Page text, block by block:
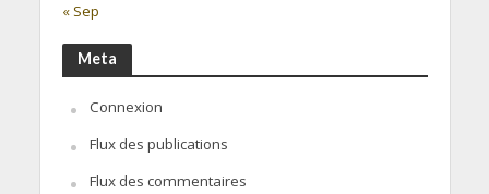
« Sep
Meta
Connexion
Flux des publications
Flux des commentaires